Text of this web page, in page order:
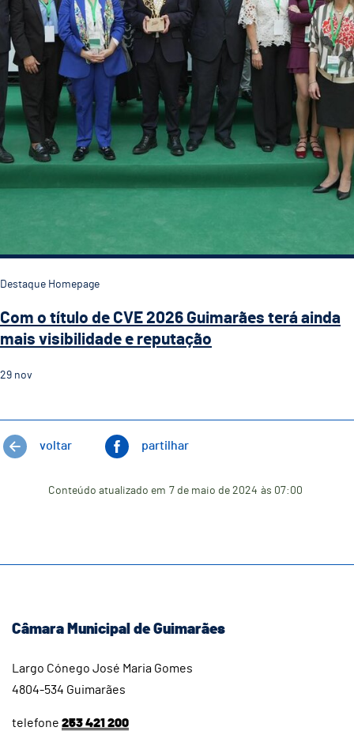
Destaque Homepage
Com o título de CVE 2026 Guimarães terá ainda
mais visibilidade e reputação
29 nov
voltar partilhar
Conteúdo atualizado em 7 de maio de 2024 às 07:00
Câmara Municipal de Guimarães
Largo Cónego José Maria Gomes
4804-534 Guimarães
telefone 253 421 200